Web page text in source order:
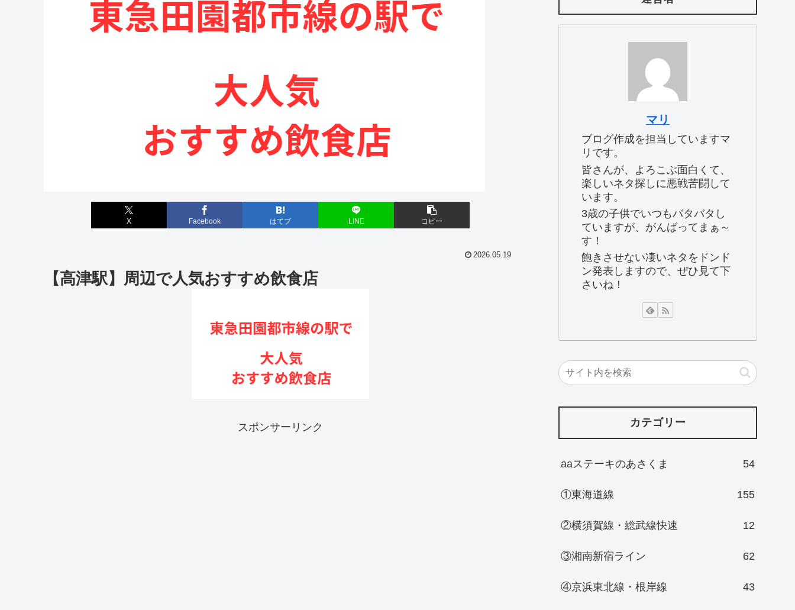
X Facebook はてブ LINE コピー
2026.05.19
【高津駅】周辺で人気おすすめ飲食店
スポンサーリンク
マリ
ブログ作成を担当していますマ
リです。
皆さんが、よろこぶ面白くて、
楽しいネタ探しに悪戦苦闘して
います。
3歳の子供でいつもバタバタし
ていますが、がんばってまぁ～
す！
飽きさせない凄いネタをドンド
ン発表しますので、ぜひ見て下
さいね！
カテゴリー
aaステーキのあさくま 54
①東海道線 155
②横須賀線・総武線快速 12
③湘南新宿ライン 62
④京浜東北線・根岸線 43